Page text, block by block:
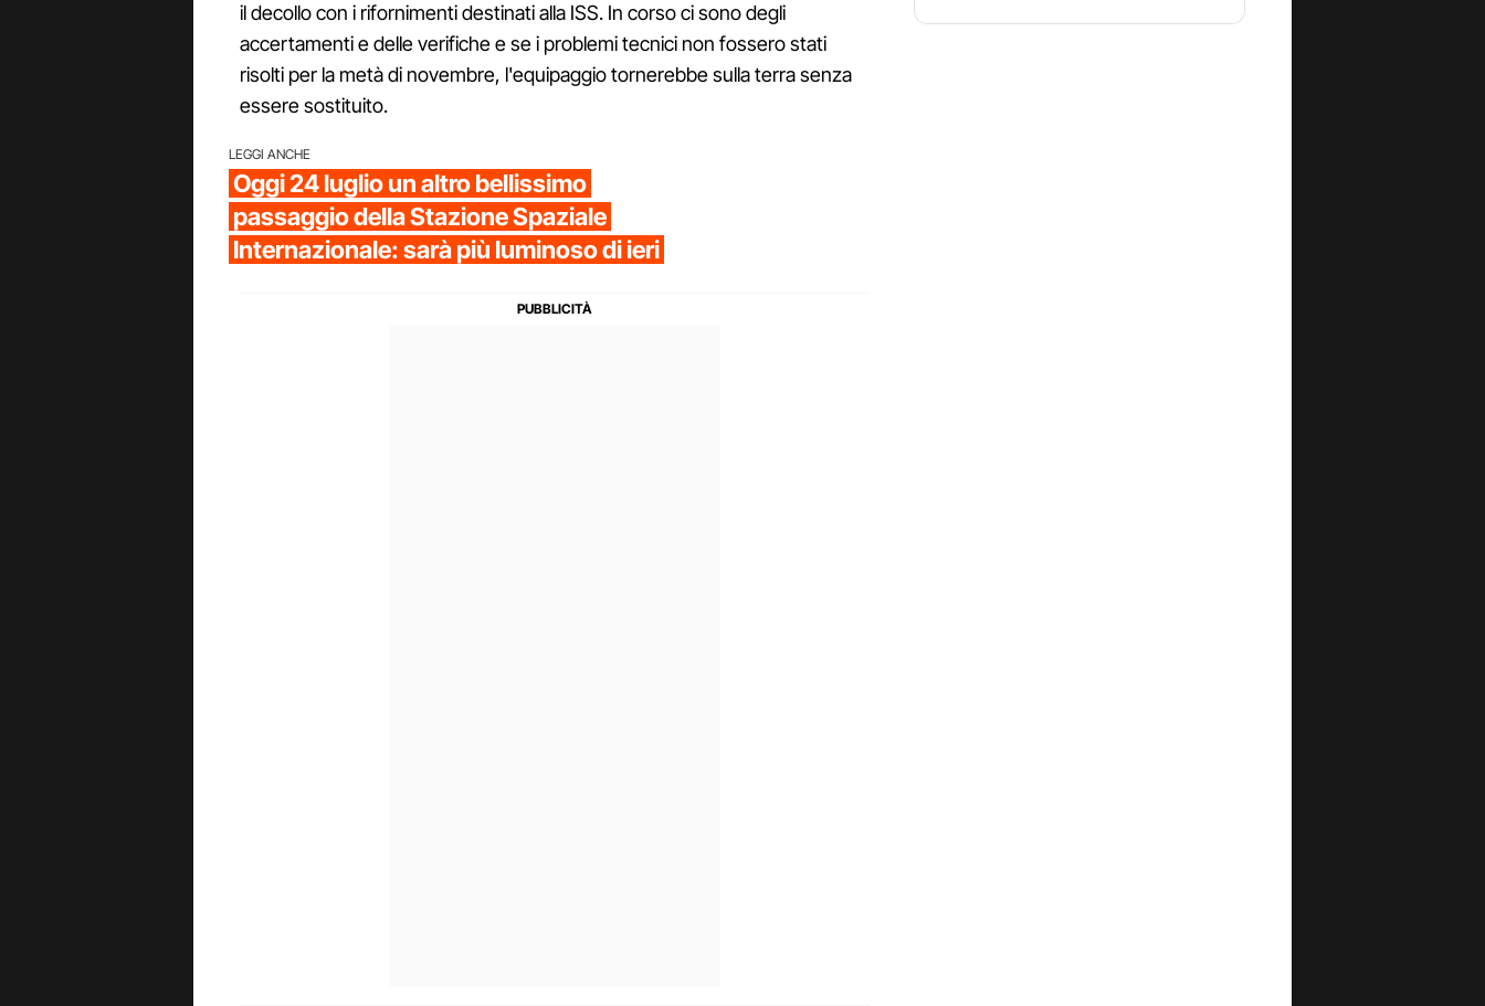
il decollo con i rifornimenti destinati alla ISS. In corso ci sono degli
accertamenti e delle verifiche e se i problemi tecnici non fossero stati
risolti per la metà di novembre, l'equipaggio tornerebbe sulla terra senza
essere sostituito.
LEGGI ANCHE
Oggi 24 luglio un altro bellissimo
passaggio della Stazione Spaziale
Internazionale: sarà più luminoso di ieri